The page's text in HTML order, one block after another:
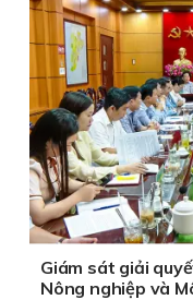
Giám sát giải
Nông nghiệp và